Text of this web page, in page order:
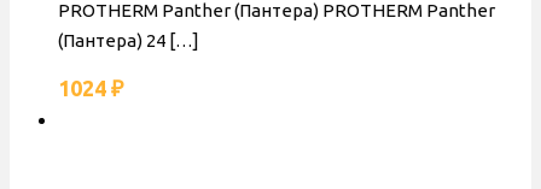
PROTHERM Panther (Пантера) PROTHERM Panther
(Пантера) 24 […]
1024 ₽